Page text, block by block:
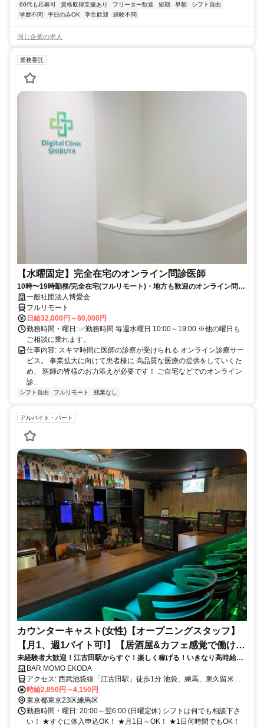
60代も応募可
資格取得支援あり フリーター歓迎 短期 早朝
シフト自由
学歴不問
平日のみOK 学生歓迎 経験不問
同じ企業の求人
業務委託
【水曜固定】完全在宅のオンライン問診医師
10時〜19時勤務/完全在宅(フルリモート)・地方も歓迎のオンライン問診
業務一般社団法人博愛会
フルリモート
日給32,000円～80,000円
勤務時間・曜日: ✅勤務時間 毎週水曜日 10:00～19:00 ※他の曜日も
ご相談に乗れます。
仕事内容: スキマ時間に医師の診察が受けられる オンライン診療サー
ビス。 事業拡大に向けて患者様に 高品質な医療の提供をしていくた
め、 医師の皆様のお力添えが必要です！ ご自宅などでのオンライン
診...
シフト自由 フルリモート 残業なし
アルバイト・パート
カウンターキャスト(女性)【オープニングスタッフ】
【月1、週1バイト可!】【居酒屋&カフェ感覚で働け
る!】【毎日、日払い可】
未経験者大歓迎！江古田駅からすぐ！楽しく稼げる！いきなり高時給ス
タートで、タイパも◎
BAR MOMO EKODA
アクセス: 西武池袋線「江古田駅」徒歩1分 池袋、練馬、東久留米、
秋津、所沢、大泉学園、石神井公園、飯能、小手指、桜台、ひばりが
丘からも1本で通いやすいです。
時給2,850円～4,150円
東京都東京23区練馬区
勤務時間・曜日: 20:00～翌6:00 (日曜定休) シフトは何でも相談下さ
い！ ★すぐに体入申込OK！ ★月1日～OK！ ★1日何時間でもOK！